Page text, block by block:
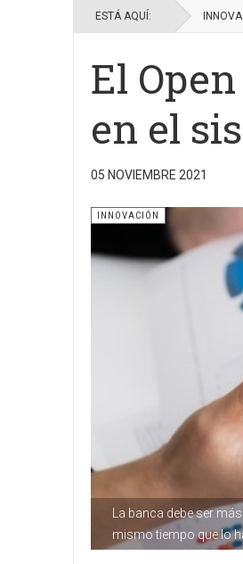
ESTÁ AQUÍ:
El
en el
05 NOVIEMBRE 2021
La banca debe ser
mismo tiempo que lo
INNOVACIÓN